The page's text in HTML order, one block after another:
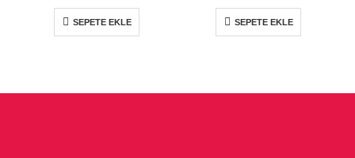
SEPETE EKLE SEPETE EKLE